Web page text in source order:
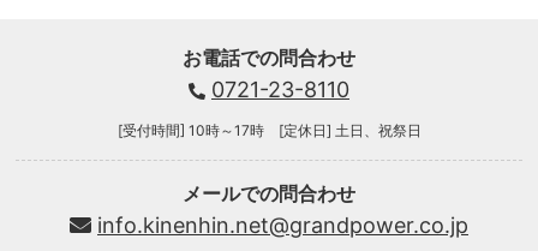
お電話での問合わせ
0721-23-8110
[受付時間] 10時～17時 [定休日] 土日、祝祭日
メールでの問合わせ
info.kinenhin.net@grandpower.co.jp